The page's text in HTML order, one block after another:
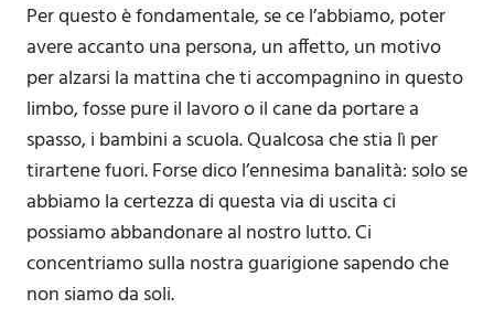
Per questo è fondamentale, se ce l’abbiamo, poter
avere accanto una persona, un affetto, un motivo
per alzarsi la mattina che ti accompagnino in questo
limbo, fosse pure il lavoro o il cane da portare a
spasso, i bambini a scuola. Qualcosa che stia lì per
tirartene fuori. Forse dico l’ennesima banalità: solo se
abbiamo la certezza di questa via di uscita ci
possiamo abbandonare al nostro lutto. Ci
concentriamo sulla nostra guarigione sapendo che
non siamo da soli.